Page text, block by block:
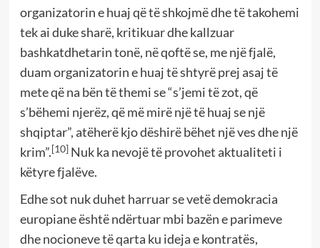
organizatorin e huaj që të shkojmë dhe të takohemi
tek ai duke sharë, kritikuar dhe kallzuar
bashkatdhetarin tonë, në qoftë se, me një fjalë,
duam organizatorin e huaj të shtyrë prej asaj të
mete që na bën të themi se “s’jemi të zot, që
s’bëhemi njerëz, që më mirë një të huaj se një
shqiptar”, atëherë kjo dëshirë bëhet një ves dhe një
krim”.[10]Nuk ka nevojë të provohet aktualiteti i
këtyre fjalëve.
Edhe sot nuk duhet harruar se vetë demokracia
europiane është ndërtuar mbi bazën e parimeve
dhe nocioneve të qarta ku ideja e kontratës,